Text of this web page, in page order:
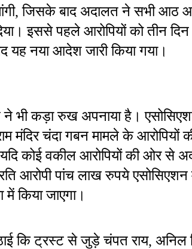
जिसके बाद अदालत ने सभी आठ
इससे पहले आरोपियों को तीन दिन
यह नया आदेश जारी किया गया।
ने भी कड़ा रुख अपनाया है।
मंदिर चंदा गबन मामले के आरोपियों
कोई वकील आरोपियों की ओर से
आरोपी पांच लाख रुपये
किया जाएगा।
कि ट्रस्ट से जुड़े चंपत राय, अनिल